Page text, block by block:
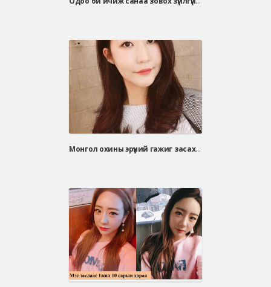
Монгол охины эрүүний гажиг засах мэс заслын сэтгэгдэл